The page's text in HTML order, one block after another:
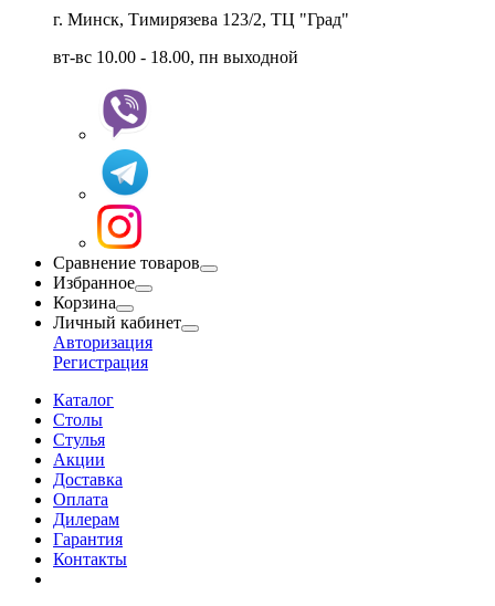
г. Минск, Тимирязева 123/2, ТЦ "Град"
вт-вс 10.00 - 18.00, пн выходной
Сравнение товаров
Избранное
Корзина
Личный кабинет
Авторизация
Регистрация
Каталог
Столы
Стулья
Акции
Доставка
Оплата
Дилерам
Гарантия
Контакты